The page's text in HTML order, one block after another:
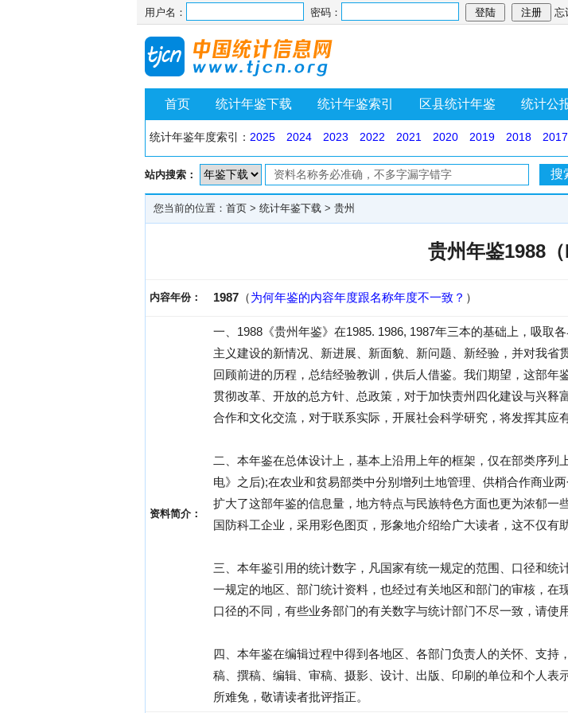
用户名： 密码： 忘
首页 统计年鉴下载 统计年鉴索引 区县统计年鉴 统计公
统计年鉴年度索引： 2025 2024 2023 2022 2021 2020 2019 2018 2017
站内搜索：
您当前的位置： 首页 > 统计年鉴下载 > 贵州
贵州年鉴1988（
内容年份： 1987 （为何年鉴的内容年度跟名称年度不一致？ ）
资料简介：
一、1988《贵州年鉴》在1985. 1986, 1987年三本的基础上，吸取
主义建设的新情况、新进展、新面貌、新问题、新经验，并对我
回顾前进的历程，总结经验教训，供后人借鉴。我们期望，这部年
贯彻改革、开放的总方针、总政策，对于加快责州四化建设与兴
合作和文化交流，对于联系实际，开展社会科学研究，将发挥其应
二、本年鉴在总体设计上，基本上沿用上年的框架，仅在部类序列
电》之后);在农业和贫易部类中分别增列土地管理、供梢合作商业
扩大了这部年鉴的信息量，地方特点与民族特色方面也更为浓郁
国防科工企业，采用彩色图页，形象地介绍给广大读者，这不仅有
三、本年鉴引用的统计数字，凡国家有统一规定的范围、口径和
一规定的地区、部门统计资料，也经过有关地区和部门的审核，
口径的不同，有些业务部门的有关数字与统计部门不尽一致，请使
四、本年鉴在编辑过程中得到各地区、各部门负责人的关怀、支
稿、撰稿、编辑、审稿、摄影、设计、出版、印刷的单位和个人
所难兔，敬请读者批评指正。